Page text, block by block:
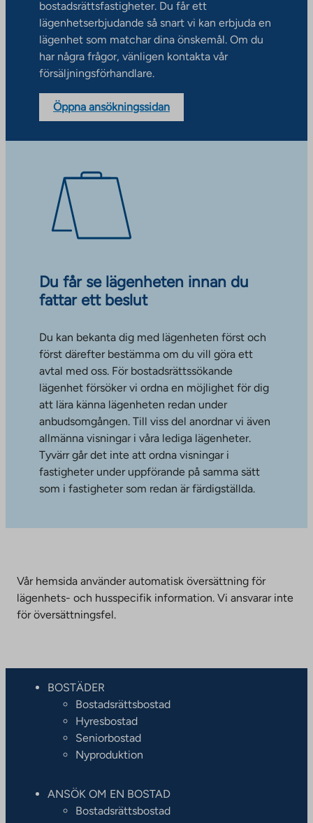
bostadsrättsfastigheter. Du får ett
lägenhetserbjudande så snart vi kan erbjuda en
lägenhet som matchar dina önskemål. Om du
har några frågor, vänligen kontakta vår
försäljningsförhandlare.
Öppna ansökningssidan
Du får se lägenheten innan du
fattar ett beslut
Du kan bekanta dig med lägenheten först och
först därefter bestämma om du vill göra ett
avtal med oss. För bostadsrättssökande
lägenhet försöker vi ordna en möjlighet för dig
att lära känna lägenheten redan under
anbudsomgången. Till viss del anordnar vi även
allmänna visningar i våra lediga lägenheter.
Tyvärr går det inte att ordna visningar i
fastigheter under uppförande på samma sätt
som i fastigheter som redan är färdigställda.
Vår hemsida använder automatisk översättning för
lägenhets- och husspecifik information. Vi ansvarar inte
för översättningsfel.
BOSTÄDER
Bostadsrättsbostad
Hyresbostad
Seniorbostad
Nyproduktion
ANSÖK OM EN BOSTAD
Bostadsrättsbostad